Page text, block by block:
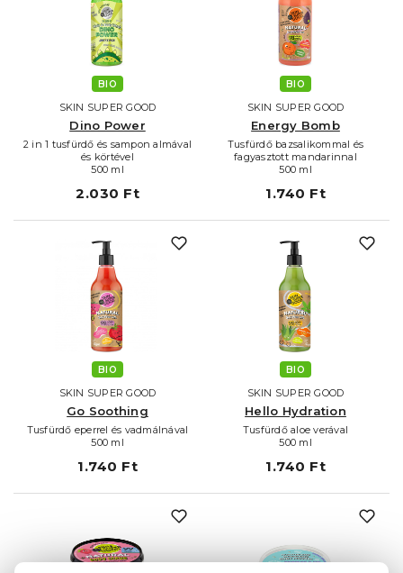
BIO
SKIN SUPER GOOD
Dino Power
2 in 1 tusfürdő és sampon almával
és körtével
500 ml
2.030 Ft
BIO
SKIN SUPER GOOD
Energy Bomb
Tusfürdő bazsalikommal és
fagyasztott mandarinnal
500 ml
1.740 Ft
BIO
SKIN SUPER GOOD
Go Soothing
Tusfürdő eperrel és vadmálnával
500 ml
1.740 Ft
BIO
SKIN SUPER GOOD
Hello Hydration
Tusfürdő aloe verával
500 ml
1.740 Ft